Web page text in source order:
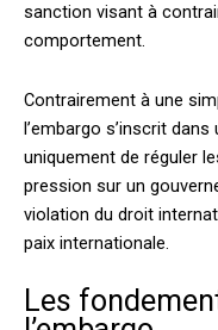
sanction visant à
comportement.
Contrairement à une
l’embargo s’inscrit
uniquement de réguler
pression sur un
violation du droit
paix internationale.
Les